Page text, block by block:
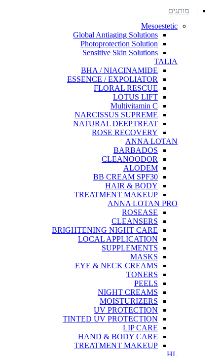
מותגים
Mesoestetic
Global Antiaging Solutions
Photoprotection Solution
Sensitive Skin Solutions
TALIA
BHA / NIACINAMIDE
ESSENCE / EXPOLIATOR
FLORAL RESCUE
LOTUS LIFT
Multivitamin C
NARCISSUS SUPREME
NATURAL DEEPTREAT
ROSE RECOVERY
ANNA LOTAN
BARBADOS
CLEANOODOR
ALODEM
BB CREAM SPF30
HAIR & BODY
TREATMENT MAKEUP
ANNA LOTAN PRO
ROSEASE
CLEANSERS
BRIGHTENING NIGHT CARE
LOCAL APPLICATION
SUPPLEMENTS
MASKS
EYE & NECK CREAMS
TONERS
PEELS
NIGHT CREAMS
MOISTURIZERS
UV PROTECTION
TINTED UV PROTECTION
LIP CARE
HAND & BODY CARE
TREATMENT MAKEUP
HL